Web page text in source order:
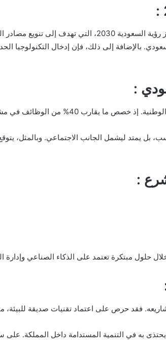
الأهم من ذلك كله، أن هذه المشاريع تتماشى بشكل مباشر
بالإضافة إلى ذلك، فإن إدخال التكنولوجيا
:
في مشاريعه للشباب السعودي المؤهلين.
بل يمتد ليشمل الجانب الاجتماعي. وبالمثل،
:
حلول مبتكرة تعتمد على الذكاء الصناعي وإدارة
فقد حرص على اعتماد تقنيات صديقة للبيئة،
به في التنمية المستدامة داخل المملكة. على